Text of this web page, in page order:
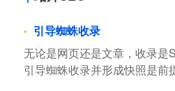
引导蜘蛛收录
无论是网页还是文章，收录是
引导蜘蛛收录并形成快照是前